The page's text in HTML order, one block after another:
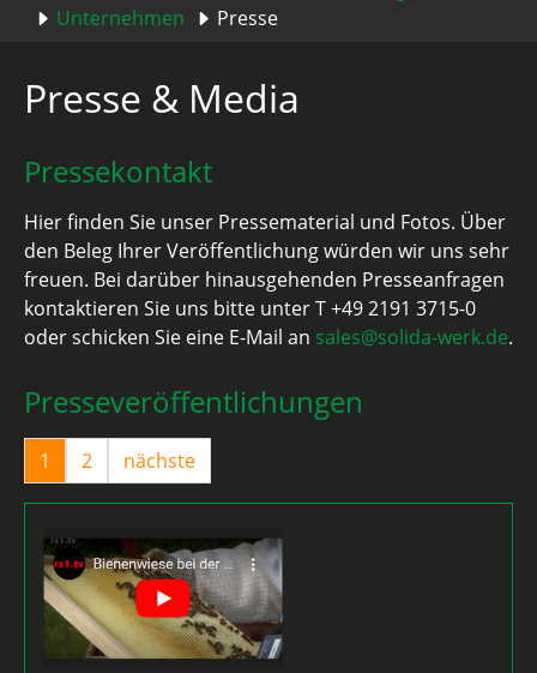
Unternehmen
Presse
Presse & Media
Pressekontakt
Hier finden Sie unser Pressematerial und Fotos. Über
den Beleg Ihrer Veröffentlichung würden wir uns sehr
freuen. Bei darüber hinausgehenden Presseanfragen
kontaktieren Sie uns bitte unter T +49 2191 3715-0
oder schicken Sie eine E-Mail an sales@solida-werk.de.
Presseveröffentlichungen
1 2 nächste